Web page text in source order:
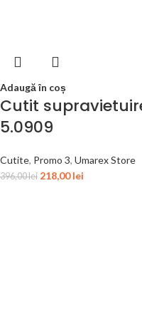
Adaugă în coș
Cutit
5.0909
Cutite, Promo 3, Umarex Store
396,00lei 218,00lei